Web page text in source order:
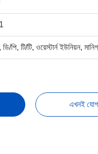
পি, টি/টি, ওয়েস্টার্ন ইউনিয়ন,
এখনই